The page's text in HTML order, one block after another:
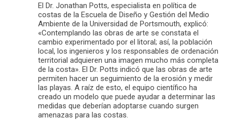
El Dr. Jonathan Potts, especialista en política de
costas de la Escuela de Diseño y Gestión del Medio
Ambiente de la Universidad de Portsmouth, explicó:
«Contemplando las obras de arte se constata el
cambio experimentado por el litoral; así, la población
local, los ingenieros y los responsables de ordenación
territorial adquieren una imagen mucho más completa
de la costa». El Dr. Potts indicó que las obras de arte
permiten hacer un seguimiento de la erosión y medir
las playas. A raíz de esto, el equipo científico ha
creado un modelo que puede ayudar a determinar las
medidas que deberían adoptarse cuando surgen
amenazas para las costas.